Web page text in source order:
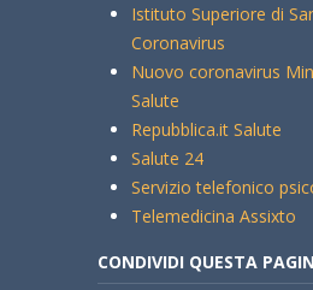
Istituto Superiore di
Coronavirus
Nuovo coronavirus
Salute
Repubblica.it Salute
Salute 24
Servizio telefonico
Telemedicina Assixto
CONDIVIDI QUESTA